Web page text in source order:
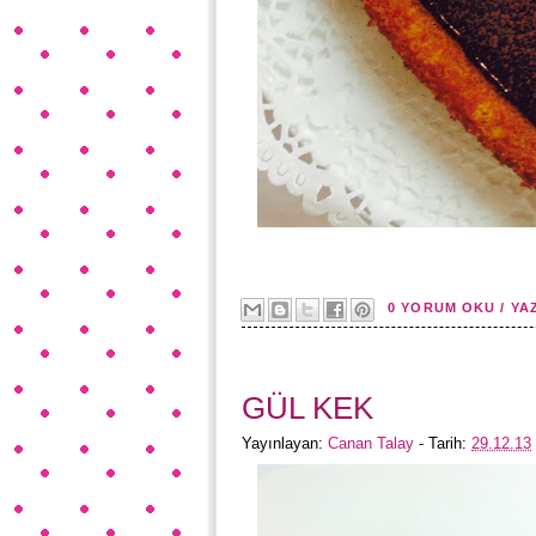
0 YORUM OKU /
GÜL KEK
Yayınlayan: Canan Talay - Tarih: 29.12.13